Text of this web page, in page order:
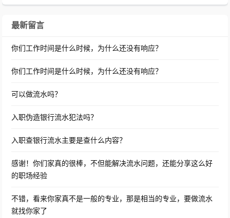
最新留言
你们工作时间是什么时候，为什么还没有响应？
你们工作时间是什么时候，为什么还没有响应？
可以做流水吗？
入职伪造银行流水犯法吗？
入职查银行流水主要是查什么内容？
感谢！你们家真的很棒，不但能解决流水问题，还能分享这么好
的职场经验
不错，看来你家真不是一般的专业，那是相当的专业，要做流水
就找你家了